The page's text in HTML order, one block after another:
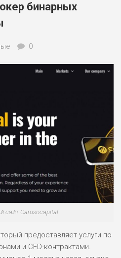
бинарных
0
сайт Carusocapital
предоставляет услуги по
и CFD-контрактами.